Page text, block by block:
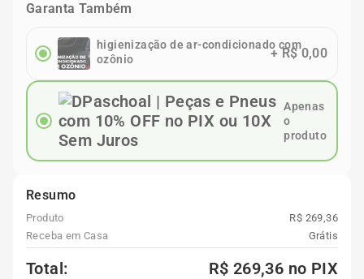
Garanta Também
higienização de ar-condicionado com
ozônio
+R$ 0,00
Apenas
o
produto
Resumo
Produto
R$ 269,36
Receba em Casa
Grátis
Total: R$ 269,36 no PIX